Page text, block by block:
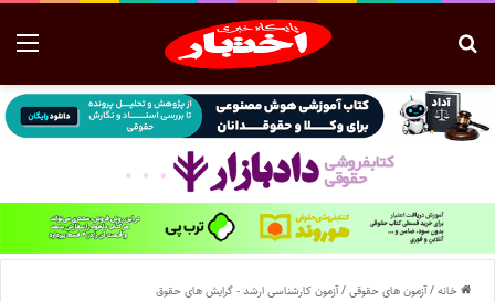
خانه/آزمون های حقوقی/آزمون کارشناسی ارشد - گرایش های حقوق